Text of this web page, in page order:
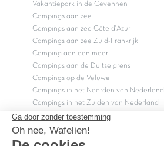
Vakantiepark in de Cevennen
Campings aan zee
Campings aan zee Côte d'Azur
Campings aan zee Zuid-Frankrijk
Camping aan een meer
Campings aan de Duitse grens
Campings op de Veluwe
Campings in het Noorden van Nederland
Campings in het Zuiden van Nederland
Copyright Capfun 2026 ©
Bij Capfun solliciteren